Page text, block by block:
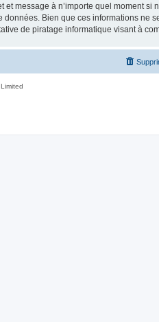
message à n’importe quel moment si
Bien que ces informations ne
de piratage informatique visant à